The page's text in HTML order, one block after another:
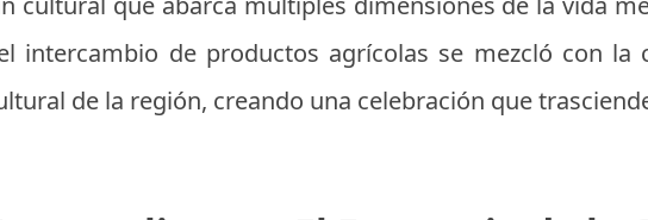
intercambio de productos agrícolas se mezcló con la
de la región, creando una celebración que